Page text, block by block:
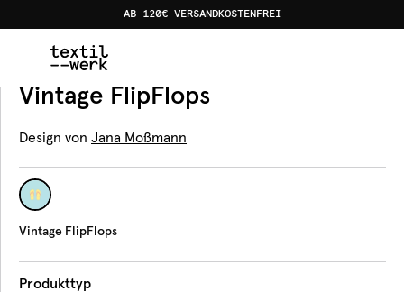
AB 120€ VERSANDKOSTENFREI
Produkte Bettwäsche Vintage FlipFlops
Bettwäsche
Vintage FlipFlops
Design von Jana Moßmann
Vintage FlipFlops
Produkttyp